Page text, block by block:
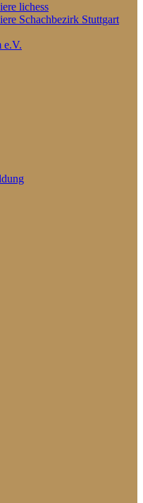
lichess
Schachbezirk Stuttgart
e.V.